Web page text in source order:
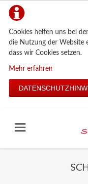
Cookies helfen uns bei
die Nutzung der Website
dass wir Cookies setzen.
Mehr erfahren